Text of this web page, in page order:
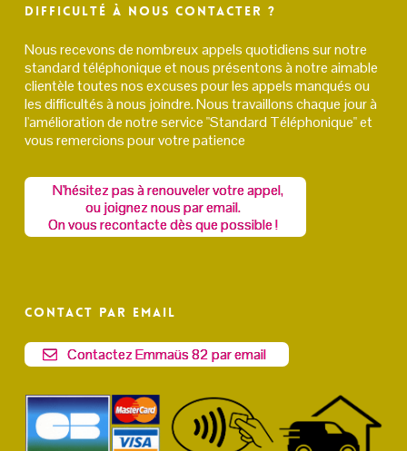
Difficulté à nous contacter ?
Nous recevons de nombreux appels quotidiens sur notre
standard téléphonique et nous présentons à notre aimable
clientèle toutes nos excuses pour les appels manqués ou
les difficultés à nous joindre. Nous travaillons chaque jour à
l'amélioration de notre service "Standard Téléphonique" et
vous remercions pour votre patience
N'hésitez pas à renouveler votre appel,
ou joignez nous par email.
On vous recontacte dès que possible !
Contact par email
Contactez Emmaüs 82 par email